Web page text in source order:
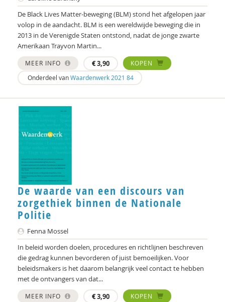
De Black Lives Matter-beweging (BLM) stond het afgelopen jaar
volop in de aandacht. BLM is een wereldwijde beweging die in
2013 in de Verenigde Staten ontstond, nadat de jonge zwarte
Amerikaan Trayvon Martin...
MEER INFO €3,90
KOPEN
Onderdeel vanWaardenwerk 2021 84
De waarde van een discours van
zorgethiek binnen de Nationale
Politie
Fenna Mossel
In beleid worden doelen, procedures en richtlijnen beschreven
die gedrag kunnen bevorderen of juist bemoeilijken. Voor
beleidsmakers is het daarom belangrijk veel contact te hebben
met de ontvangers van dat...
MEER INFO €3,90
KOPEN